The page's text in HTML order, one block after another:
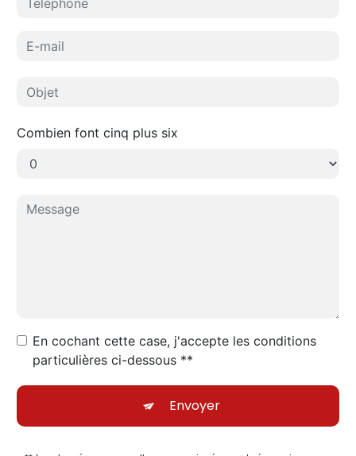
Combien font cinq plus six
En cochant cette case, j'accepte les conditions
particulières ci-dessous **
Envoyer